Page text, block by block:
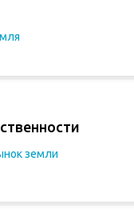
земли